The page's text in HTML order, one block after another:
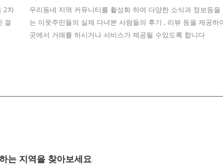
2차
결
우리동네 지역 커뮤니티를 활성화 하여 다양한 소식과 정보등
는 이웃주민들의 실제 다녀본 사람들의 후기 , 리뷰 등을 제공하
곳에서 거래를 하시거나 서비스가 제공될 수있도록 합니다
는 지역을 찾아보세요